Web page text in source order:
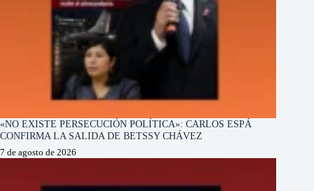
«NO EXISTE PERSECUCIÓN POLÍTICA»: CARLOS ESPÁ
CONFIRMA LA SALIDA DE BETSSY CHÁVEZ
7 de agosto de 2026